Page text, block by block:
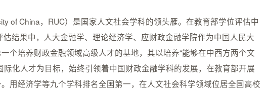
of China，RUC）是国家人文社会学科的领头雁。在教育部学位评估中
结果中，人大金融学、理论经济学、应财政金融学院作为中国人民大
个培养财政金融领域高级人才的基地，其以培养“能够在中西方两个文
际化人才为目标，始终引领着中国财政金融学科的发展，在教育部开展
用经济学等九个学科排名全国第一，在人文社会科学领域位居全国高校